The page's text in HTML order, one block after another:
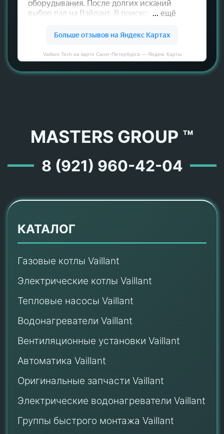
Vaillant Tech на карте Санкт‑Петербурга — Яндекс Карты
MASTERS GROUP ™
8 (921) 960-42-04
КАТАЛОГ
Газовые котлы Vaillant
Электрические котлы Vaillant
Тепловые насосы Vaillant
Водонагреватели Vaillant
Вентиляционные установки Vaillant
Автоматика Vaillant
Оригинальные запчасти Vaillant
Электрические водонагреватели Vaillant
Группы быстрого монтажа Vaillant